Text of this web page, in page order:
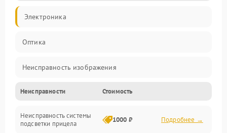
Электроника
Оптика
Неисправность изображения
Механические повреждения
Неисправность фокусировки и оптики
Неисправности Стоимость
Неисправность системы
подсветки прицела
1000 ₽ Подробнее →